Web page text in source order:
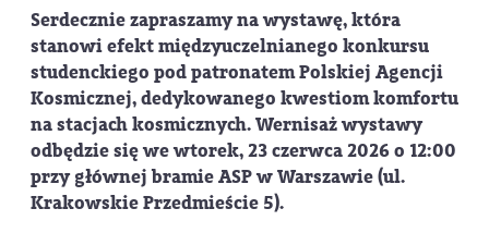
Serdecznie zapraszamy na wystawę, która
stanowi efekt międzyuczelnianego konkursu
studenckiego pod patronatem Polskiej Agencji
Kosmicznej, dedykowanego kwestiom komfortu
na stacjach kosmicznych. Wernisaż wystawy
odbędzie się we wtorek,23 czerwca 2026 o 12:00
przy głównej bramie ASP w Warszawie (ul.
Krakowskie Przedmieście 5).